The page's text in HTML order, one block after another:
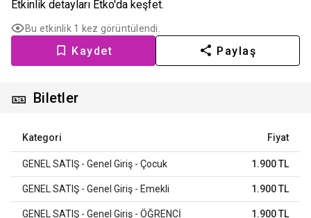
Etkinlik detayları Etko'da keşfet.
Bu etkinlik 1 kez görüntülendi.
Kaydet Paylaş
🎫 Biletler
Kategori Fiyat
GENEL SATIŞ - Genel Giriş - Çocuk 1.900 TL
GENEL SATIŞ - Genel Giriş - Emekli 1.900 TL
GENEL SATIŞ - Genel Giriş - ÖĞRENCİ 1.900 TL